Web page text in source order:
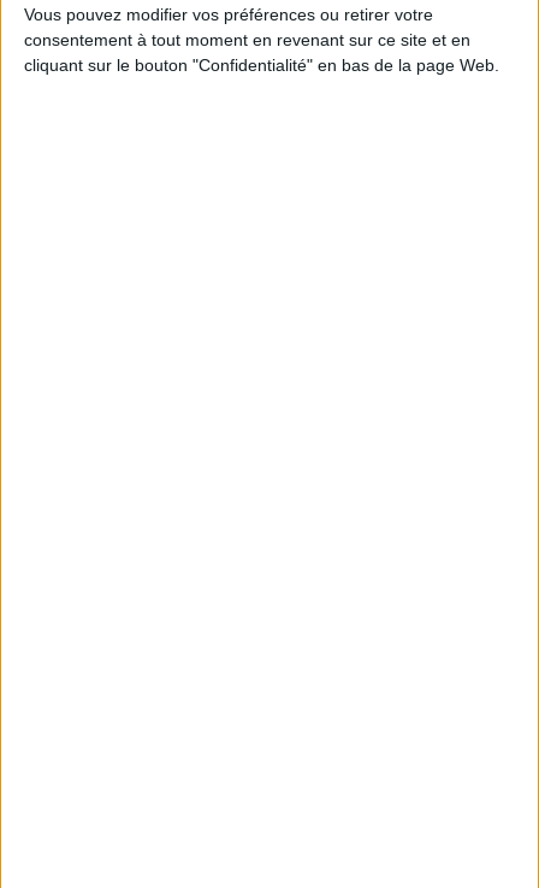
Vous pouvez modifier vos préférences ou retirer votre
consentement à tout moment en revenant sur ce site et en
cliquant sur le bouton "Confidentialité" en bas de la page Web.
Le signalement de contenus générés par l'IA
devient obligatoire à partir du 2 août